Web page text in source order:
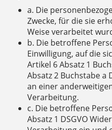
a. Die
Zwecke, für die sie
Weise verarbeitet
b. Die betroffene
Einwilligung, auf die
Artikel 6 Absatz 1
Absatz 2 Buchstabe a
an einer
Verarbeitung.
c. Die betroffene
Absatz 1 DSGVO